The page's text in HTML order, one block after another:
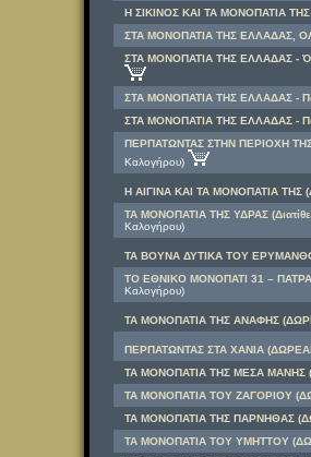
Η ΣΙΚΙΝΟΣ ΚΑΙ ΤΑ ΜΟΝΟΠΑΤΙΑ
ΣΤΑ ΜΟΝΟΠΑΤΙΑ ΤΗΣ ΕΛΛΑΔΑΣ,
ΣΤΑ ΜΟΝΟΠΑΤΙΑ ΤΗΣ ΕΛΛΑΔΑΣ -
ΣΤΑ ΜΟΝΟΠΑΤΙΑ ΤΗΣ ΕΛΛΑΔΑΣ -
ΣΤΑ ΜΟΝΟΠΑΤΙΑ ΤΗΣ ΕΛΛΑΔΑΣ -
ΠΕΡΠΑΤΩΝΤΑΣ ΣΤΗΝ ΠΕΡΙΟΧΗ
Καλογήρου)
Η ΑΙΓΙΝΑ ΚΑΙ ΤΑ ΜΟΝΟΠΑΤΙΑ ΤΗΣ
ΤΑ ΜΟΝΟΠΑΤΙΑ ΤΗΣ ΥΔΡΑΣ
Καλογήρου)
ΤΑ ΒΟΥΝΑ ΔΥΤΙΚΑ ΤΟΥ ΕΡΥΜΑΝΘΟΥ
ΤΟ ΕΘΝΙΚΟ ΜΟΝΟΠΑΤΙ 31 –
Καλογήρου)
ΤΑ ΜΟΝΟΠΑΤΙΑ ΤΗΣ ΑΝΑΦΗΣ
ΠΕΡΠΑΤΩΝΤΑΣ ΣΤΑ ΧΑΝΙΑ (ΔΩΡΕΑΝ
ΤΑ ΜΟΝΟΠΑΤΙΑ ΤΗΣ ΜΕΣΑ ΜΑΝΗΣ
ΤΑ ΜΟΝΟΠΑΤΙΑ ΤOY ΖΑΓΟΡΙΟΥ
ΤΑ ΜΟΝΟΠΑΤΙΑ ΤΗΣ ΠΑΡΝΗΘΑΣ
ΤΑ ΜΟΝΟΠΑΤΙΑ ΤΟΥ ΥΜΗΤΤΟΥ